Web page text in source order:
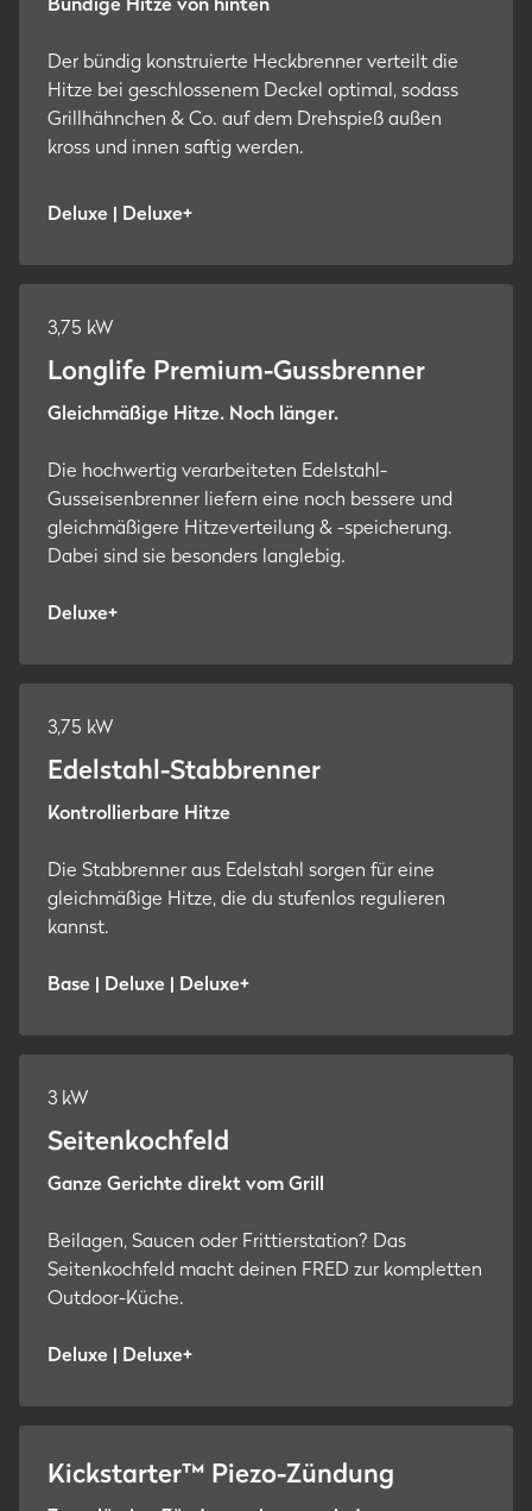
Der bündig konstruierte Heckbrenner verteilt die
Hitze bei geschlossenem Deckel optimal, sodass
Grillhähnchen & Co. auf dem Drehspieß außen
kross und innen saftig werden.
Deluxe | Deluxe+
3,75 kW
Longlife Premium-Gussbrenner
Gleichmäßige Hitze. Noch länger.
Die hochwertig verarbeiteten Edelstahl-
Gusseisenbrenner liefern eine noch bessere und
gleichmäßigere Hitzeverteilung & -speicherung.
Dabei sind sie besonders langlebig.
Deluxe+
3,75 kW
Edelstahl-Stabbrenner
Kontrollierbare Hitze
Die Stabbrenner aus Edelstahl sorgen für eine
gleichmäßige Hitze, die du stufenlos regulieren
kannst.
Base | Deluxe | Deluxe+
3 kW
Seitenkochfeld
Ganze Gerichte direkt vom Grill
Beilagen, Saucen oder Frittierstation? Das
Seitenkochfeld macht deinen FRED zur kompletten
Outdoor-Küche.
Deluxe | Deluxe+
Kickstarter™ Piezo-Zündung